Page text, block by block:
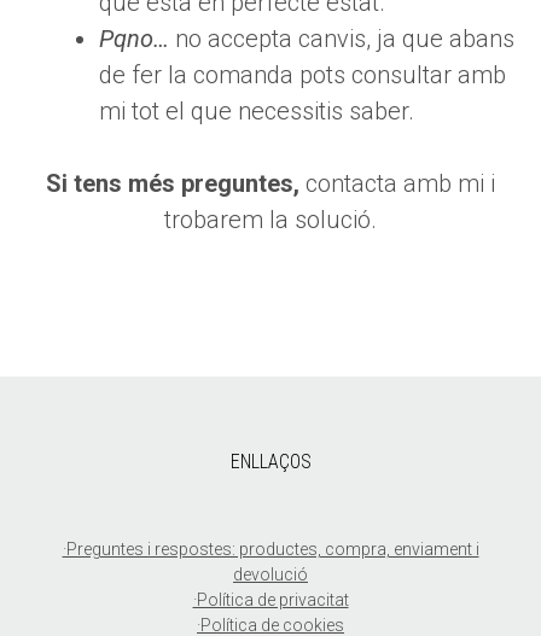
Pqno… no accepta canvis, ja que abans
de fer la comanda pots consultar amb
mi tot el que necessitis saber.
Si tens més preguntes, contacta amb mi i
trobarem la solució.
ENLLAÇOS
·Preguntes i respostes: productes, compra, enviament i
devolució
·Política de privacitat
·Política de cookies